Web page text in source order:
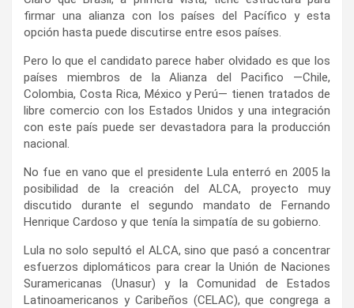
firmar una alianza con los países del Pacífico y esta
opción hasta puede discutirse entre esos países.
Pero lo que el candidato parece haber olvidado es que los
países miembros de la Alianza del Pacifico —Chile,
Colombia, Costa Rica, México y Perú— tienen tratados de
libre comercio con los Estados Unidos y una integración
con este país puede ser devastadora para la producción
nacional.
No fue en vano que el presidente Lula enterró en 2005 la
posibilidad de la creación del ALCA, proyecto muy
discutido durante el segundo mandato de Fernando
Henrique Cardoso y que tenía la simpatía de su gobierno.
Lula no solo sepultó el ALCA, sino que pasó a concentrar
esfuerzos diplomáticos para crear la Unión de Naciones
Suramericanas (Unasur) y la Comunidad de Estados
Latinoamericanos y Caribeños (CELAC), que congrega a